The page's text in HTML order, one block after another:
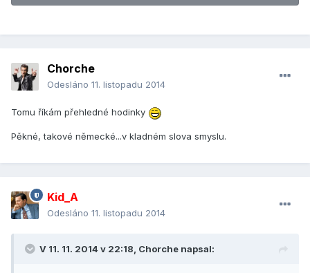
Chorche
Odesláno 11. listopadu 2014
Tomu říkám přehledné hodinky
Pěkné, takové německé...v kladném slova smyslu.
Kid_A
Odesláno 11. listopadu 2014
V 11. 11. 2014 v 22:18, Chorche napsal: